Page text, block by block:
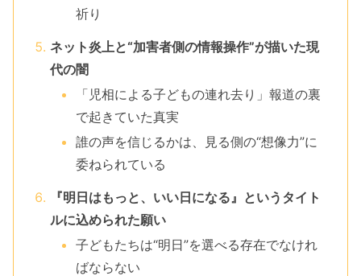
祈り
ネット炎上と“加害者側の情報操作”が描いた現
代の闇
「児相による子どもの連れ去り」報道の裏
で起きていた真実
誰の声を信じるかは、見る側の“想像力”に
委ねられている
『明日はもっと、いい日になる』というタイト
ルに込められた願い
子どもたちは“明日”を選べる存在でなけれ
ばならない